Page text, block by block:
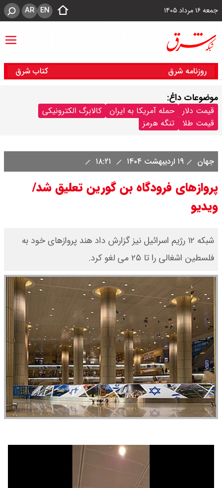
جمعه ۱۶ مرداد ۱۴۰۵ EN
AR
روزنامه شرق کتاب شرق
موضوعات داغ:
قیمت دلار حمله آمریکا به ایران
کالابرگ الکترونیکی
قیمت طلا
تنگه هرمز
جهان ۱۹ اردیبهشت ۱۴۰۴
پروازهای فرودگاه بن گورین تعلیق شد/
ویدیو
شبکه ۱۲ رژیم اسرائیل نیز گزارش داد هند پروازهای خود به
فلسطین اشغالی را تا ۲۵ می لغو کرد.